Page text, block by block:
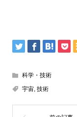
科学・技術
宇宙, 技術